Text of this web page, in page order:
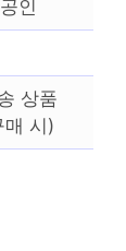
인
상품
시)